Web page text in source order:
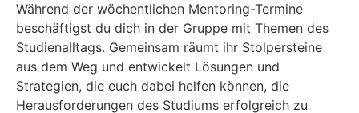
Während der wöchentlichen Mentoring-Termine
beschäftigst du dich in der Gruppe mit Themen des
Studienalltags. Gemeinsam räumt ihr Stolpersteine
aus dem Weg und entwickelt Lösungen und
Strategien, die euch dabei helfen können, die
Herausforderungen des Studiums erfolgreich zu